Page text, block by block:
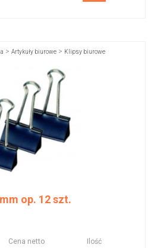
> Artykuły biurowe > Klipsy biurowe
op. 12 szt.
Cena netto Ilość